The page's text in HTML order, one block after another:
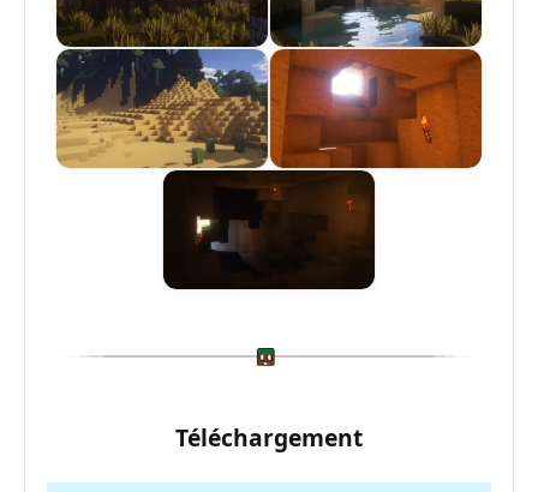
Téléchargement